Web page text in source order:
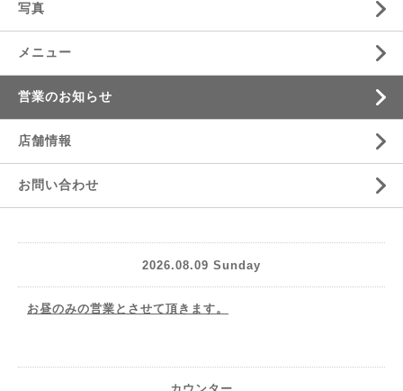
写真
メニュー
営業のお知らせ
店舗情報
お問い合わせ
2026.08.09 Sunday
お昼のみの営業とさせて頂きます。